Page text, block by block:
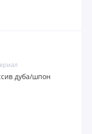
дуба/шпон